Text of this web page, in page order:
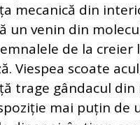
mecanică din
un venin din
de la creier
Viespea scoate
trage gândacul
mai puțin de